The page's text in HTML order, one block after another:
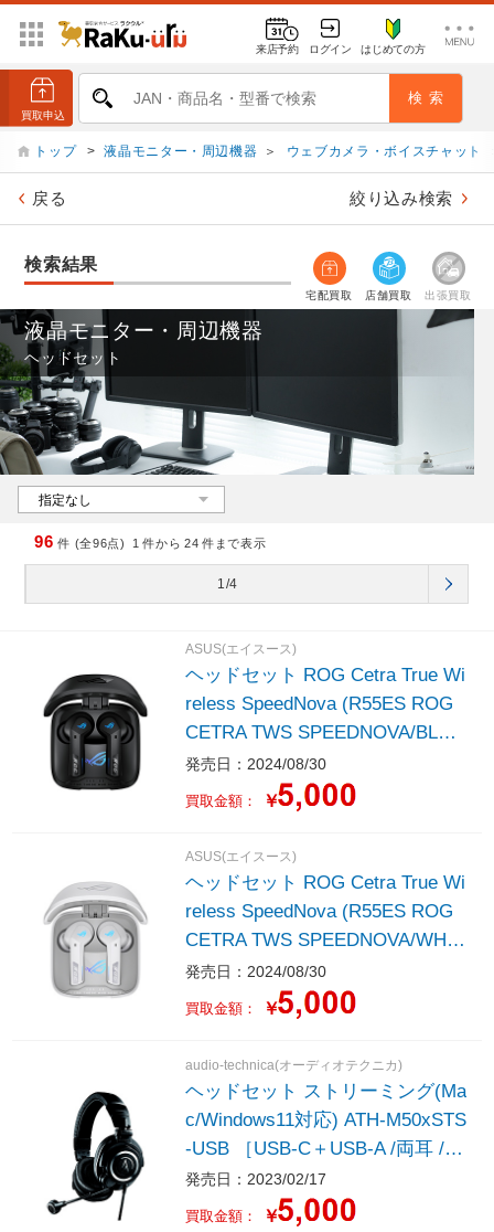
来店予約 ログイン はじめての方
トップ > 液晶モニター・周辺機器 ＞ ウェブカメラ・ボイスチャット
戻る 絞り込み検索
検索結果
宅配買取 店舗買取 出張買取
液晶モニター・周辺機器
ヘッドセット
96 件 (全96点) 1 件から 24 件まで表示
1/4
ASUS(エイスース)
ヘッドセット ROG Cetra True Wi
reless SpeedNova (R55ES ROG
CETRA TWS SPEEDNOVA/BLK)
ブラック ［ワイヤレス（Bluetoot
h/USB-C＋USB-A） /両耳 /イヤ
ホンタイプ］
発売日：2024/08/30
買取金額： ￥
ASUS(エイスース)
ヘッドセット ROG Cetra True Wi
reless SpeedNova (R55ES ROG
CETRA TWS SPEEDNOVA/WHT)
ホワイト ［ワイヤレス（Bluetoot
h/USB-C＋USB-A） /両耳 /イヤ
ホンタイプ］
発売日：2024/08/30
買取金額： ￥
audio-technica(オーディオテクニカ)
ヘッドセット ストリーミング(Ma
c/Windows11対応) ATH-M50xSTS
-USB ［USB-C＋USB-A /両耳 /ヘ
ッドバンドタイプ］
発売日：2023/02/17
買取金額： ￥